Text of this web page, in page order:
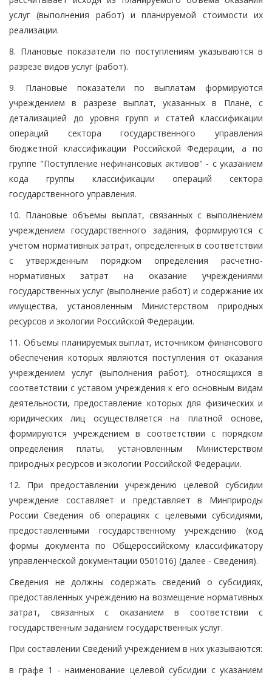
услуг (выполнения работ) и планируемой стоимости их
реализации.
8. Плановые показатели по поступлениям указываются в
разрезе видов услуг (работ).
9. Плановые показатели по выплатам формируются
учреждением в разрезе выплат, указанных в Плане, с
детализацией до уровня групп и статей классификации
операций сектора государственного управления
бюджетной классификации Российской Федерации, а по
группе "Поступление нефинансовых активов" - с указанием
кода группы классификации операций сектора
государственного управления.
10. Плановые объемы выплат, связанных с выполнением
учреждением государственного задания, формируются с
учетом нормативных затрат, определенных в соответствии
с утвержденным порядком определения расчетно-
нормативных затрат на оказание учреждениями
государственных услуг (выполнение работ) и содержание их
имущества, установленным Министерством природных
ресурсов и экологии Российской Федерации.
11. Объемы планируемых выплат, источником финансового
обеспечения которых являются поступления от оказания
учреждением услуг (выполнения работ), относящихся в
соответствии с уставом учреждения к его основным видам
деятельности, предоставление которых для физических и
юридических лиц осуществляется на платной основе,
формируются учреждением в соответствии с порядком
определения платы, установленным Министерством
природных ресурсов и экологии Российской Федерации.
12. При предоставлении учреждению целевой субсидии
учреждение составляет и представляет в Минприроды
России Сведения об операциях с целевыми субсидиями,
предоставленными государственному учреждению (код
формы документа по Общероссийскому классификатору
управленческой документации 0501016) (далее - Сведения).
Сведения не должны содержать сведений о субсидиях,
предоставленных учреждению на возмещение нормативных
затрат, связанных с оказанием в соответствии с
государственным заданием государственных услуг.
При составлении Сведений учреждением в них указываются:
в графе 1 - наименование целевой субсидии с указанием